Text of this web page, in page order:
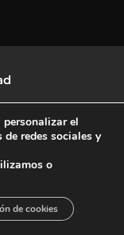
datos
el
redes sociales y
o
de cookies